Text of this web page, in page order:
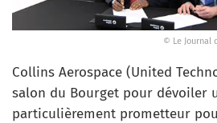
© Le Journal
Collins Aerospace (United
salon du Bourget pour dévoiler
particulièrement prometteur